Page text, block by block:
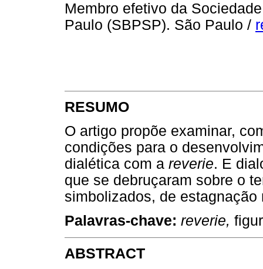
Membro efetivo da
Paulo (SBPSP). São Paulo /
RESUMO
O artigo propõe examinar,
condições para o
dialética com a reverie. E
que se debruçaram sobre o
simbolizados, de
Palavras-chave: reverie,
ABSTRACT